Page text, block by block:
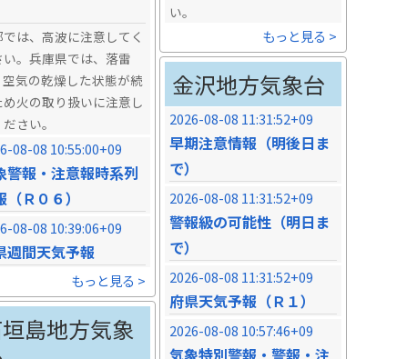
い。
もっと見る >
では、高波に注意してく
い。兵庫県では、落雷
空気の乾燥した状態が続
め火の取り扱いに注意し
さい。
08-08 10:55:00+09
警報・注意報時系列
（Ｒ０６）
08-08 10:39:06+09
週間天気予報
もっと見る >
金沢地方気象台
2026-08-08 11:31:52+09
早期注意情報（明後日ま
で）
2026-08-08 11:31:52+09
警報級の可能性（明日ま
で）
2026-08-08 11:31:52+09
府県天気予報（Ｒ１）
2026-08-08 10:57:46+09
気象特別警報・警報・注
島地方気象